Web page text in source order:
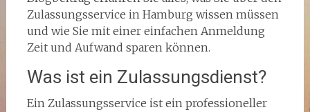
Zulassungsservice in Hamburg wissen müssen
und wie Sie mit einer einfachen Anmeldung
Zeit und Aufwand sparen können.
Was ist ein Zulassungsdienst?
Ein Zulassungsservice ist ein professioneller